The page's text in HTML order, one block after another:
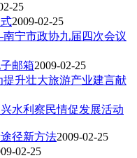
25
2009-02-25
宁市政协九届四次会议
邮箱2009-02-25
提升壮大旅游产业建言献
水利察民情促发展活动
径新方法2009-02-25
02-25